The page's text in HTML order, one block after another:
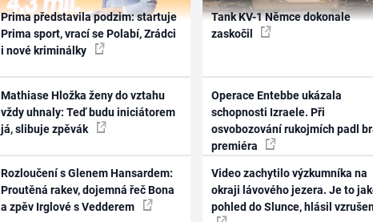
Prima představila podzim: startuje
Prima sport, vrací se Polabí, Zrádci
i nové kriminálky
Mathiase Hložka ženy do vztahu
vždy uhnaly: Teď budu iniciátorem
já, slibuje zpěvák
Rozloučení s Glenem Hansardem:
Proutěná rakev, dojemná řeč Bona
a zpěv Irglové s Vedderem
Tank KV-1 Němce dokonale
zaskočil
Operace Entebbe ukázala
schopnosti Izraele. Při
osvobozování rukojmích padl
premiéra
Video zachytilo výzkumníka na
okraji lávového jezera. Je to
pohled do Slunce, hlásil